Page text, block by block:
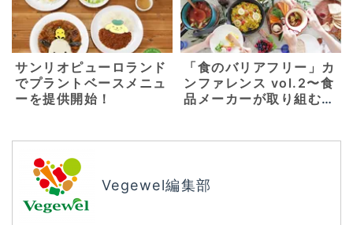
サンリオピューロランド
でプラントベースメニュ
ーを提供開始！
「食のバリアフリー」カ
ンファレンス vol.2〜食
品メーカーが取り組むべ
Vegewel編集部